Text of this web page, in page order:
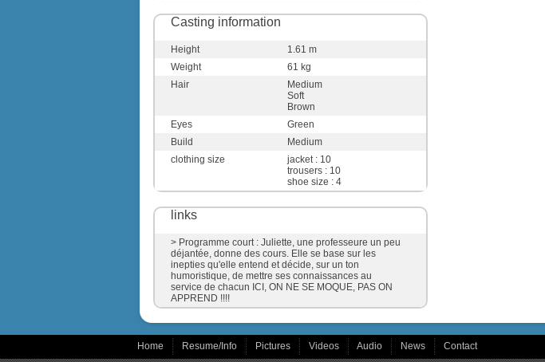
Casting information
Height
1.61 m
Weight
61 kg
Hair
Medium
Soft
Brown
Eyes
Green
Build
Medium
clothing size
jacket : 10
trousers : 10
shoe size : 4
links
> Programme court : Juliette, une professeure un peu
déjantée, donne des cours. Elle se base sur les
inepties qu'elle entend et décide, sur un ton
humoristique, de mettre ses connaissances au
service de chacun ICI, ON NE SE MOQUE, PAS ON
APPREND !!!!
Home Resume/Info Pictures Videos Audio News Contact